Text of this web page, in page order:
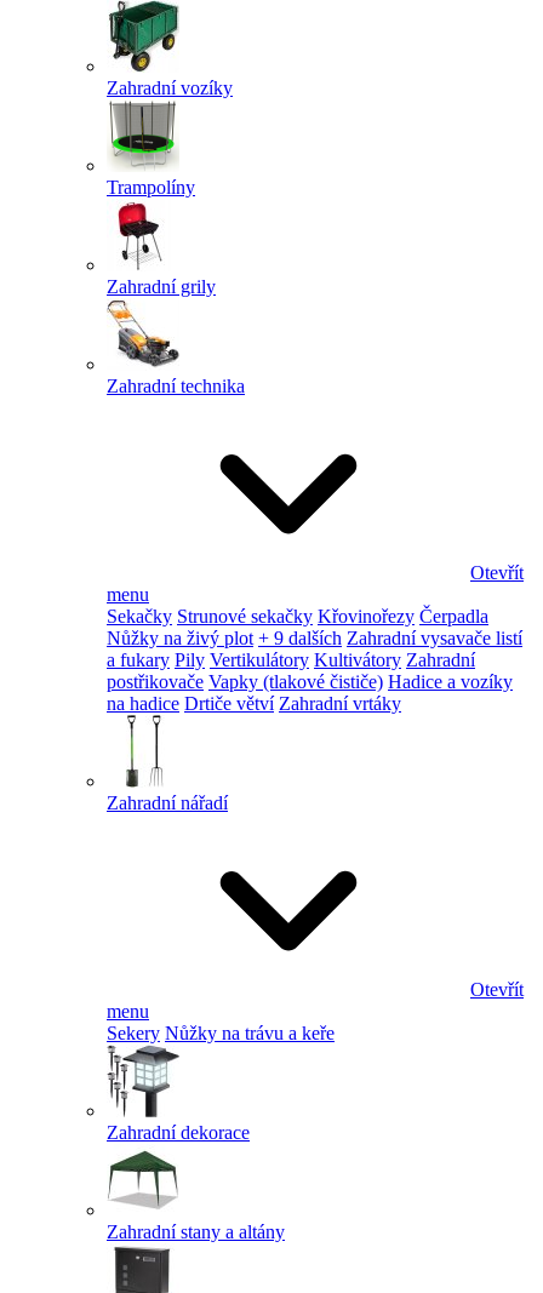
Zahradní vozíky
Trampolíny
Zahradní grily
Zahradní technika
Otevřít
menu
Sekačky Strunové sekačky Křovinořezy Čerpadla
Nůžky na živý plot + 9 dalších Zahradní vysavače listí
a fukary Pily Vertikulátory Kultivátory Zahradní
postřikovače Vapky (tlakové čističe) Hadice a vozíky
na hadice Drtiče větví Zahradní vrtáky
Zahradní nářadí
Otevřít
menu
Sekery Nůžky na trávu a keře
Zahradní dekorace
Zahradní stany a altány